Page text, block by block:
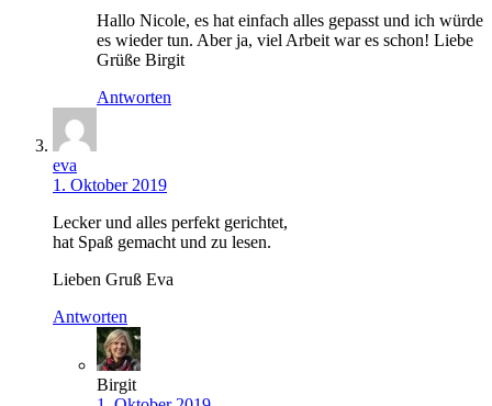
Hallo Nicole, es hat einfach alles gepasst und ich würde
es wieder tun. Aber ja, viel Arbeit war es schon! Liebe
Grüße Birgit
Antworten
eva
1. Oktober 2019
Lecker und alles perfekt gerichtet,
hat Spaß gemacht und zu lesen.
Lieben Gruß Eva
Antworten
Birgit